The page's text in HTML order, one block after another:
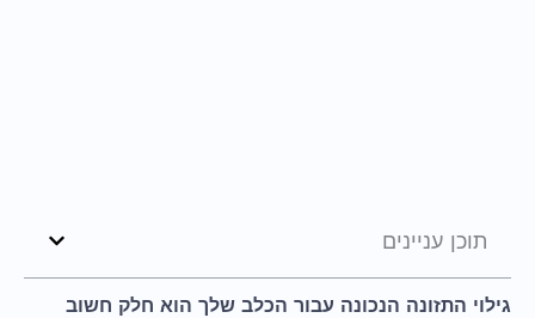
תוכן עניינים
גילוי התזונה הנכונה עבור הכלב שלך הוא חלק חשוב